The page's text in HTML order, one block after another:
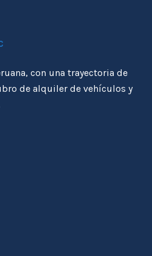
con una trayectoria de
de alquiler de vehículos y